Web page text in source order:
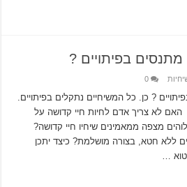
בפיתויים ?
0
? כן. כל המשיחיים נתקלים בפיתויים.
אל הקורינתיים י’ 13. האם לא צריך אדם לחיות חיי קדושה על
מצפה ממאמינים שיחיו חיי קדושה?
ללא חטא, בצורה מושלמת? כיצד יתכן
…